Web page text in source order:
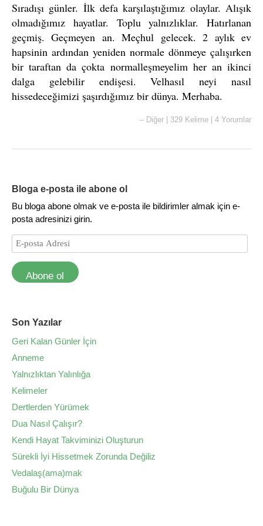
Sıradışı günler. İlk defa karşılaştığımız olaylar. Alışık
olmadığımız hayatlar. Toplu yalnızlıklar. Hatırlanan
geçmiş. Geçmeyen an. Meçhul gelecek. 2 aylık ev
hapsinin ardından yeniden normale dönmeye çalışırken
bir taraftan da çokta normalleşmeyelim her an ikinci
dalga gelebilir endişesi. Velhasıl neyi nasıl
hissedeceğimizi şaşırdığımız bir dünya. Merhaba.
-- Diğer 329 Kelime 4 Yorumlar
Bloga e-posta ile abone ol
Bu bloga abone olmak ve e-posta ile bildirimler almak için e-
posta adresinizi girin.
Abone ol
Son Yazılar
Geri Kalan Günler İçin
Anneme
Yalnızlıktan Yalınlığa
Kelimeler
Dertlerden Yürümek
Dua Nasıl Çalışır?
Kendi Hayat Takviminizi Oluşturun
Sürekli İyi Hissetmek Zorunda Değiliz
Vedalaş(ama)mak
Buğulu Bir Dünya